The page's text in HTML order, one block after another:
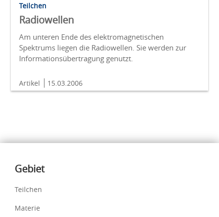
Teilchen
Radiowellen
Am unteren Ende des elektromagnetischen
Spektrums liegen die Radiowellen. Sie werden zur
Informationsübertragung genutzt.
Artikel 15.03.2006
Inhalte
Gebiet
Teilchen
Materie